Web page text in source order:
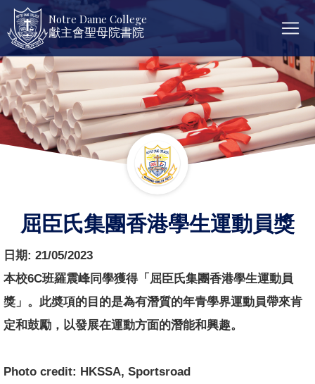
Notre Dame College
獻主會聖母院書院
屈臣氏集團香港學生運動員獎
日期: 21/05/2023
本校6C班羅震峰同學獲得「屈臣氏集團香港學生運動員
獎」。此奬項的目的是為有潛質的年青學界運動員帶來肯
定和鼓勵，以發展在運動方面的潛能和興趣。
Photo credit: HKSSA, Sportsroad